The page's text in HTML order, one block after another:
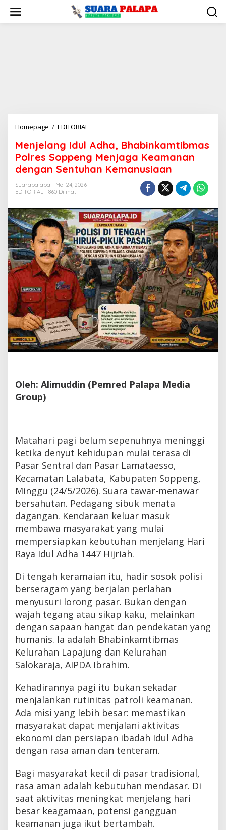
konten
Homepage / EDITORIAL
Adha,
Bhabinkamtibmas
Polres
dengan
Sentuhan
Kemanusiaan
Menjelang Idul Adha, Bhabinkamtibmas
Polres Soppeng Menjaga Keamanan
dengan Sentuhan Kemanusiaan
Suarapalapa
Mei 24, 2026
EDITORIAL
860 Dilihat
Oleh: Alimuddin (Pemred Palapa Media
Group)
Matahari pagi belum sepenuhnya meninggi
ketika denyut kehidupan mulai terasa di
Pasar Sentral dan Pasar Lamataesso,
Kecamatan Lalabata, Kabupaten Soppeng,
Minggu (24/5/2026). Suara tawar-menawar
bersahutan. Pedagang sibuk menata
dagangan. Kendaraan keluar masuk
membawa masyarakat yang mulai
mempersiapkan kebutuhan menjelang Hari
Raya Idul Adha 1447 Hijriah.
Di tengah keramaian itu, hadir sosok polisi
berseragam yang berjalan perlahan
menyusuri lorong pasar. Bukan dengan
wajah tegang atau sikap kaku, melainkan
dengan sapaan hangat dan pendekatan yang
humanis. Ia adalah Bhabinkamtibmas
Kelurahan Lapajung dan Kelurahan
Salokaraja, AIPDA Ibrahim.
Kehadirannya pagi itu bukan sekadar
menjalankan rutinitas patroli keamanan.
Ada misi yang lebih besar: memastikan
masyarakat dapat menjalani aktivitas
ekonomi dan persiapan ibadah Idul Adha
dengan rasa aman dan tenteram.
Bagi masyarakat kecil di pasar tradisional,
rasa aman adalah kebutuhan mendasar. Di
saat aktivitas meningkat menjelang hari
besar keagamaan, potensi gangguan
keamanan juga ikut bertambah.